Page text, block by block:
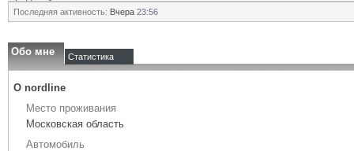
Последняя активность: Вчера 23:56
Обо мне Статистика
О nordline
Место проживания
Московская область
Автомобиль